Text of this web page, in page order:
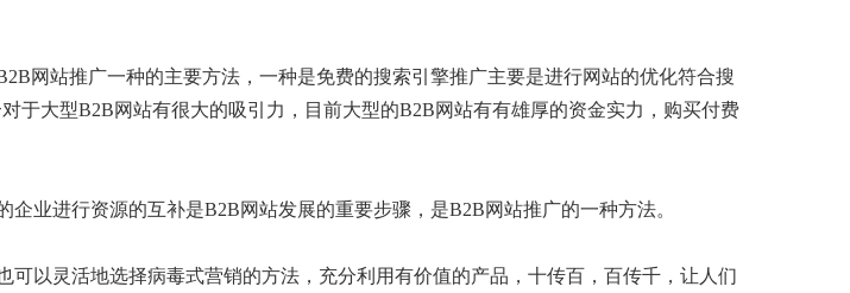
网站推广一种的主要方法，一种是免费的搜索引擎推广主要是进行网站的优化符合搜
于大型B2B网站有很大的吸引力，目前大型的B2B网站有有雄厚的资金实力，购买付费
业进行资源的互补是B2B网站发展的重要步骤，是B2B网站推广的一种方法。
以灵活地选择病毒式营销的方法，充分利用有价值的产品，十传百，百传千，让人们